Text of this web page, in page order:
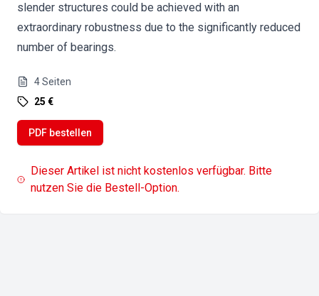
slender structures could be achieved with an
extraordinary robustness due to the significantly reduced
number of bearings.
4Seiten
25 €
PDF bestellen
Dieser Artikel ist nicht kostenlos verfügbar. Bitte
nutzen Sie die Bestell-Option.